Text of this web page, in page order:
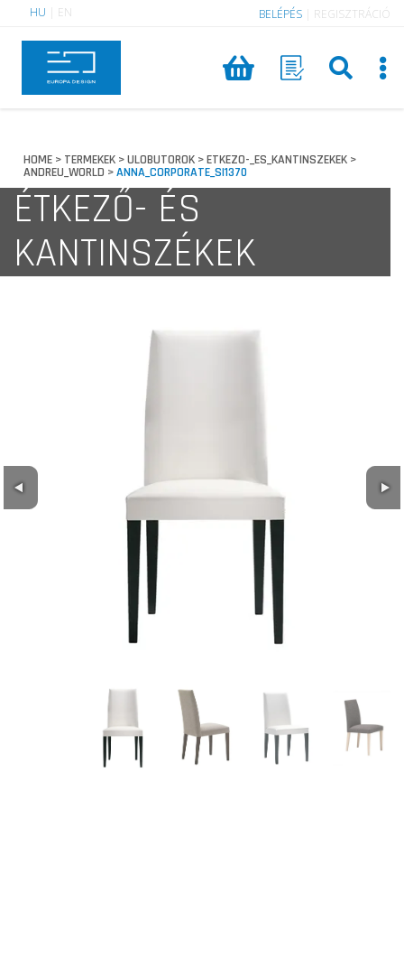
HU EN BELÉPÉS REGISZTRÁCIÓ
HOME > TERMEKEK >ULOBUTOROK >ETKEZO-_ES_KANTINSZEKEK >
ANDREU_WORLD >ANNA_CORPORATE_SI1370
ÉTKEZŐ- ÉS
KANTINSZÉKEK